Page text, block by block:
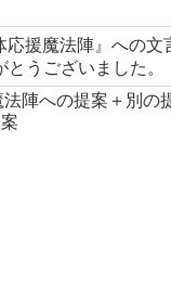
応援魔法陣』への
とうございまし
法陣への提案＋別